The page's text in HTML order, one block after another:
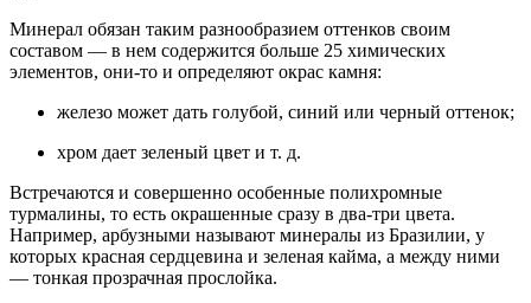
Минерал обязан таким разнообразием оттенков своим
составом — в нем содержится больше 25 химических
элементов, они-то и определяют окрас камня:
железо может дать голубой, синий или черный оттенок;
хром дает зеленый цвет и т. д.
Встречаются и совершенно особенные полихромные
турмалины, то есть окрашенные сразу в два-три цвета.
Например, арбузными называют минералы из Бразилии, у
которых красная сердцевина и зеленая кайма, а между ними
— тонкая прозрачная прослойка.